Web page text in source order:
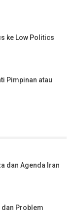
ke Low Politics
Pimpinan atau
dan Agenda Iran
Problem